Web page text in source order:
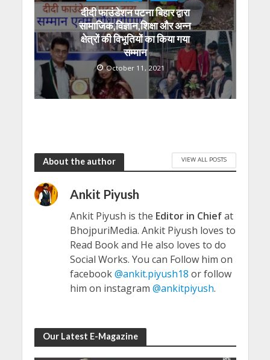
दीदी फाउंडेशन पटना बिहार द्वारा
सामाजिक,विज्ञान,शिक्षा और अन्न
क्षेत्रों की विभूतियों का किया गया
सम्मान
October 11, 2021
About the author VIEW ALL POSTS
Ankit Piyush
Ankit Piyush is the Editor in Chiefat
BhojpuriMedia. Ankit Piyush loves to
Read Book and He also loves to do
Social Works. You can Follow him on
facebook@ankit.piyush18 or follow
him on instagram @ankitpiyush.
Our Latest E-Magazine